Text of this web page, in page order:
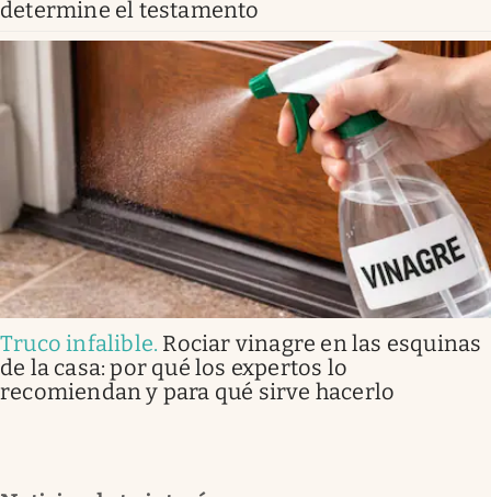
determine el testamento
Truco infalible. Rociar vinagre en las esquinas
de la casa: por qué los expertos lo
recomiendan y para qué sirve hacerlo